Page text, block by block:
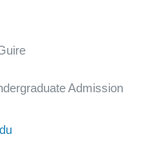
Admission